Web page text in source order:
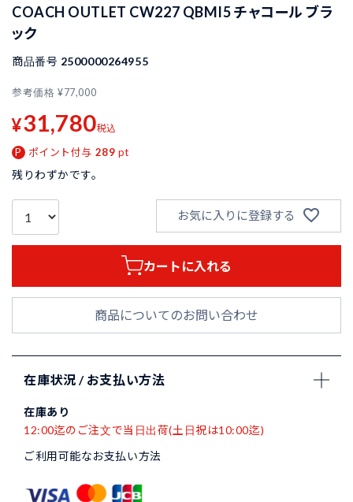
COACH OUTLET CW227 QBMI5 チャコール ブラ
ック
商品番号 2500000264955
参考価格 ¥77,000
¥31,780税込
ポイント付与 289 pt
残りわずかです。
お気に入りに登録する
カートに入れる
商品についてのお問い合わせ
在庫状況 / お支払い方法
在庫あり
12:00迄のご注文で当日出荷(土日祝は10:00迄)
ご利用可能なお支払い方法